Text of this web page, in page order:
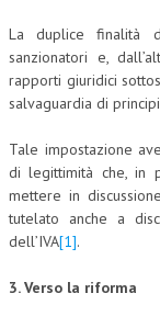
PRASSI
TRIBUTARIA
GIURISPRUDENZA
EUROPEA
La duplice finalità
sanzionatori e,
rapporti giuridici
salvaguardia di
Tale impostazione
di legittimità che, in
mettere in
tutelato anche a
dell’IVA[1].
3. Verso la riforma